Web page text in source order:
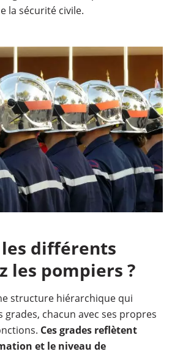
la sécurité civile.
différents
les pompiers ?
structure hiérarchique qui
chacun avec ses propres
Ces grades reflètent
et le niveau de